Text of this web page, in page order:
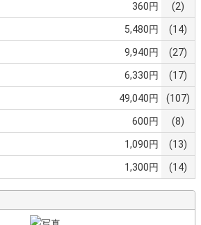
360円 (2)
5,480円 (14)
9,940円 (27)
6,330円 (17)
49,040円 (107)
600円 (8)
1,090円 (13)
1,300円 (14)